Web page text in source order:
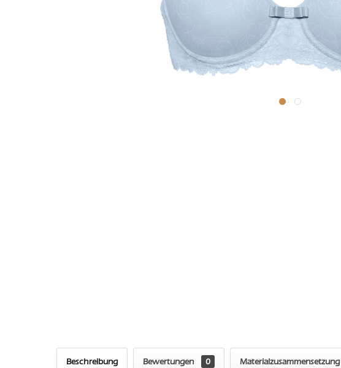
Beschreibung Bewertungen 0 Materialzusammensetzung